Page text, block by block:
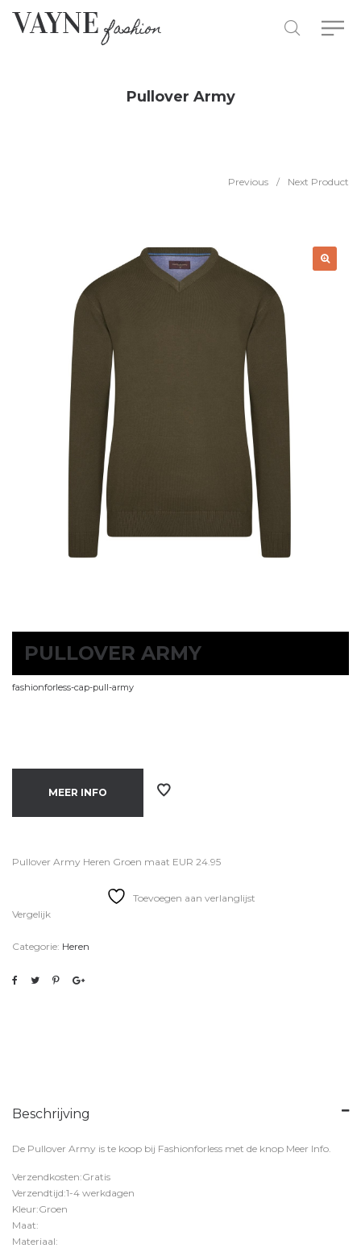
Pullover Army
Previous / Next Product
PULLOVER ARMY
fashionforless-cap-pull-army
MEER INFO
Pullover Army Heren Groen maat EUR 24.95
Toevoegen aan verlanglijst
Vergelijk
Categorie: Heren
Beschrijving
De Pullover Army is te koop bij Fashionforless met de knop Meer Info.
Verzendkosten:Gratis
Verzendtijd:1-4 werkdagen
Kleur:Groen
Maat:
Materiaal: